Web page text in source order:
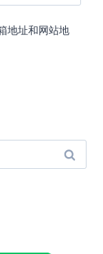
地址和网站地